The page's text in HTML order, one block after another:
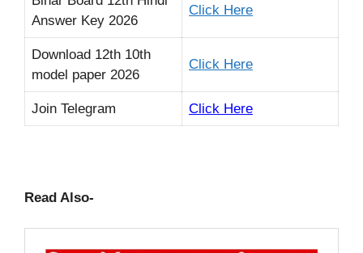
Answer Key 2026
Click Here
Download 12th 10th
model paper 2026
Click Here
Join Telegram Click Here
Read Also-